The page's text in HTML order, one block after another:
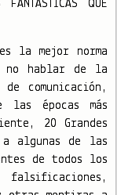
QUE
la mejor norma
no hablar de la
comunicación,
las épocas más
20 Grandes
algunas de las
de todos los
falsificaciones,